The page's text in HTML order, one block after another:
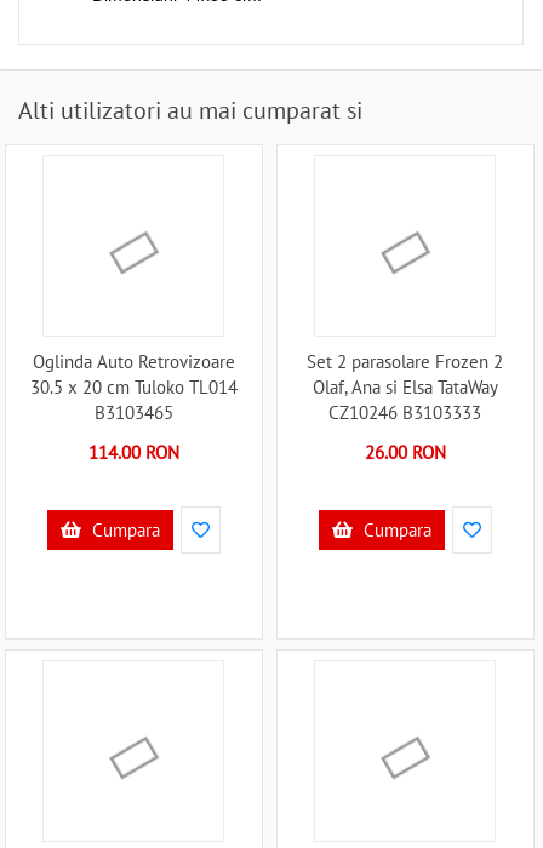
Alti utilizatori au mai cumparat si
Oglinda Auto Retrovizoare
30.5 x 20 cm Tuloko TL014
B3103465
114.00 RON
Cumpara
Set 2 parasolare Frozen 2
Olaf, Ana si Elsa TataWay
CZ10246 B3103333
26.00 RON
Cumpara